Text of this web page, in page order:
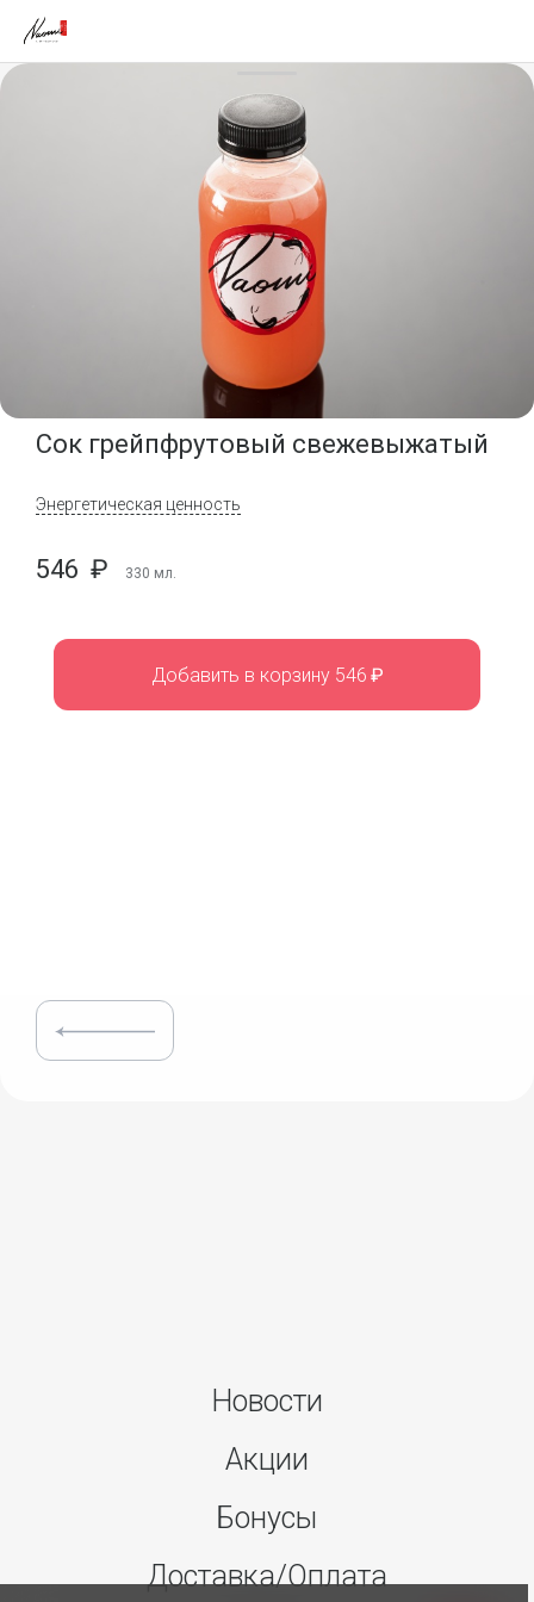
Сок грейпфрутовый свежевыжатый
Энергетическая ценность
546 ₽ 330 мл.
Добавить в корзину 546 ₽
Новости
Акции
Бонусы
Доставка/Оплата